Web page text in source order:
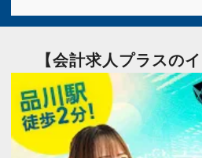
【会計求人プラスの